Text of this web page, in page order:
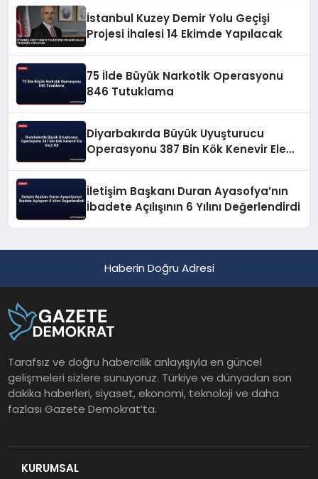
İstanbul Kuzey Demir Yolu Geçişi
Projesi İhalesi 14 Ekimde Yapılacak
75 İlde Büyük Narkotik Operasyonu
846 Tutuklama
Diyarbakırda Büyük Uyuşturucu
Operasyonu 387 Bin Kök Kenevir Ele
İletişim Başkanı Duran Ayasofya’nın
İbadete Açılışının 6 Yılını Değerlendirdi
Haberin Doğru Adresi
Tarafsız ve doğru habercilik anlayışıyla en güncel
gelişmeleri sizlere sunuyoruz. Türkiye ve dünyadan son
dakika haberleri, siyaset, ekonomi, teknoloji ve daha
fazlası Gazete Demokrat’ta.
KURUMSAL